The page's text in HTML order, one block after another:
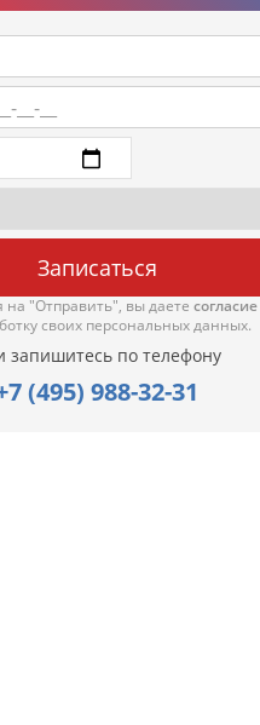
"Отправить", вы даете согласие
своих персональных данных.
запишитесь по телефону
(495) 988-32-31